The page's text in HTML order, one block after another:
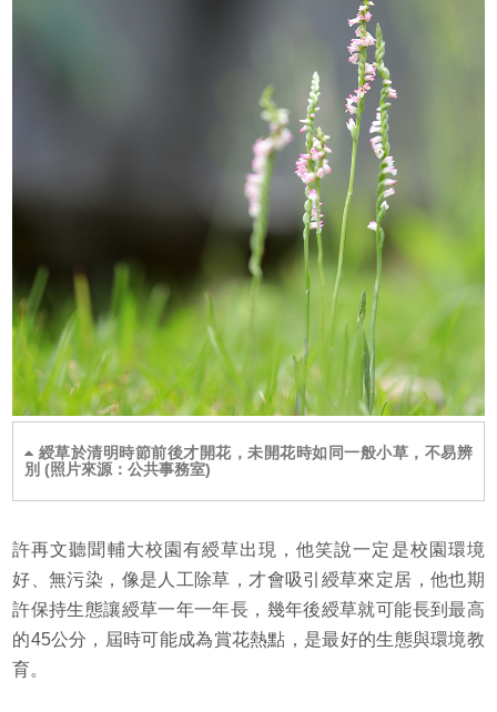
綬草於清明時節前後才開花，未開花時如同一般小草，不易辨
別 (照片來源：公共事務室)
許再文聽聞輔大校園有綬草出現，他笑說一定是校園環境
好、無污染，像是人工除草，才會吸引綬草來定居，他也期
許保持生態讓綬草一年一年長，幾年後綬草就可能長到最高
的45公分，屆時可能成為賞花熱點，是最好的生態與環境教
育。